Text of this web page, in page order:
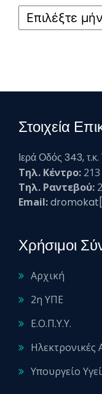
Στοιχεία
Ιερά Οδός 343, τ.κ.
Τηλ. Κέντρο:
Τηλ. Ραντεβού:
Email:
Χρήσιμοι
Αρχική
2η ΥΠΕ
Ε.Ο.Π.Υ.Υ.
Ηλεκτρονικές
Υπουργείο